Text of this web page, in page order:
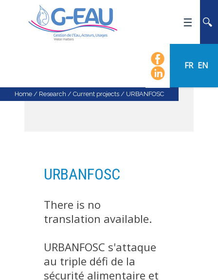
FR EN
NEWS
SCIENTIFIC FIELDS
RECRUITMENT
RESEARCH
GEOGRAPHIC LOCATIONS
CURRENT PROJECTS
Home / Research / Current projects / URBANFOSC
URBANFOSC
There is no
translation available.
URBANFOSC s'attaque
au triple défi de la
sécurité alimentaire et